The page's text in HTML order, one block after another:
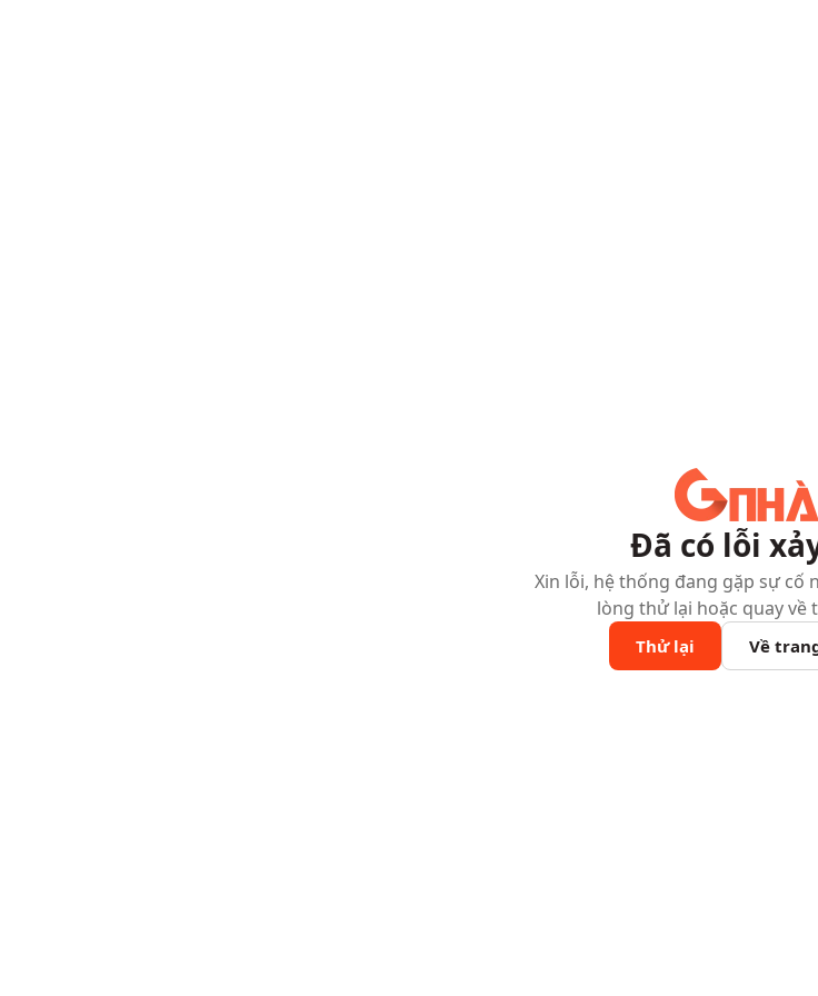
Đã có lỗi
Xin lỗi, hệ thống đang gặp sự cố
lòng thử lại hoặc quay về
Thử lại Về